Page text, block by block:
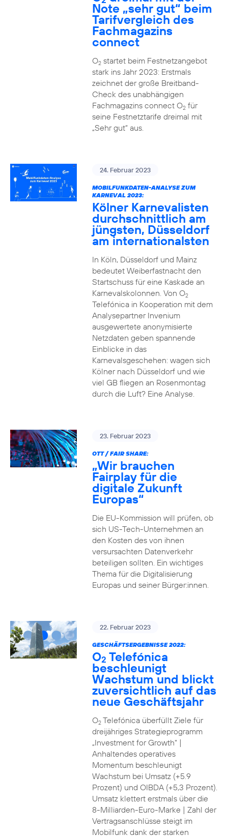
Note „sehr gut“ beim
Tarifvergleich des
Fachmagazins
connect
O2startet beim Festnetzangebot
stark ins Jahr 2023: Erstmals
zeichnet der große Breitband-
Check des unabhängigen
Fachmagazins connect O2für
seine Festnetztarife dreimal mit
„Sehr gut“ aus.
24. Februar 2023
MOBILFUNKDATEN-ANALYSE ZUM
KARNEVAL 2023:
Kölner Karnevalisten
durchschnittlich am
jüngsten, Düsseldorf
am internationalsten
In Köln, Düsseldorf und Mainz
bedeutet Weiberfastnacht den
Startschuss für eine Kaskade an
Karnevalskolonnen. Von O2
Telefónica in Kooperation mit dem
Analysepartner Invenium
ausgewertete anonymisierte
Netzdaten geben spannende
Einblicke in das
Karnevalsgeschehen: wagen sich
Kölner nach Düsseldorf und wie
viel GB fliegen an Rosenmontag
durch die Luft? Eine Analyse.
23. Februar 2023
OTT / FAIR SHARE:
„Wir brauchen
Fairplay für die
digitale Zukunft
Europas“
Die EU-Kommission will prüfen, ob
sich US-Tech-Unternehmen an
den Kosten des von ihnen
versursachten Datenverkehr
beteiligen sollten. Ein wichtiges
Thema für die Digitalisierung
Europas und seiner Bürger:innen.
22. Februar 2023
GESCHÄFTSERGEBNISSE 2022:
O2 Telefónica
beschleunigt
Wachstum und blickt
zuversichtlich auf das
neue Geschäftsjahr
O2Telefónica überfüllt Ziele für
dreijähriges Strategieprogramm
„Investment for Growth“ |
Anhaltendes operatives
Momentum beschleunigt
Wachstum bei Umsatz (+5.9
Prozent) und OIBDA (+5,3 Prozent).
Umsatz klettert erstmals über die
8-Milliarden-Euro-Marke | Zahl der
Vertragsanschlüsse steigt im
Mobilfunk dank der starken